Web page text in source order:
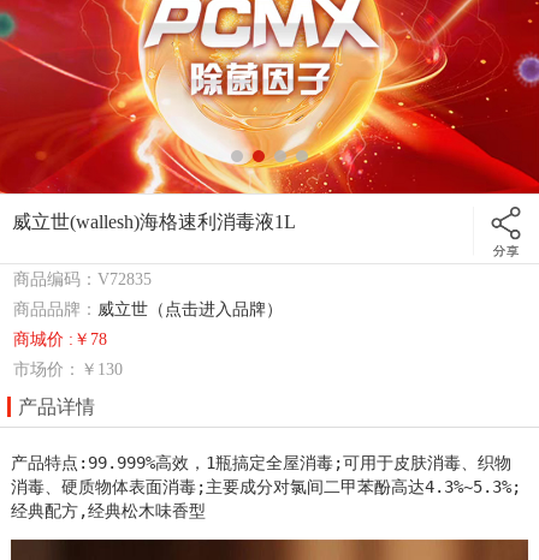
威立世(wallesh)海格速利消毒液1L
商品编码：V72835
商品品牌： 威立世（点击进入品牌）
商城价 :￥78
市场价： ￥130
产品详情
产品特点:99.999%高效，1瓶搞定全屋消毒;可用于皮肤消毒、织物
消毒、硬质物体表面消毒;主要成分对氯间二甲苯酚高达4.3%~5.3%;
经典配方,经典松木味香型